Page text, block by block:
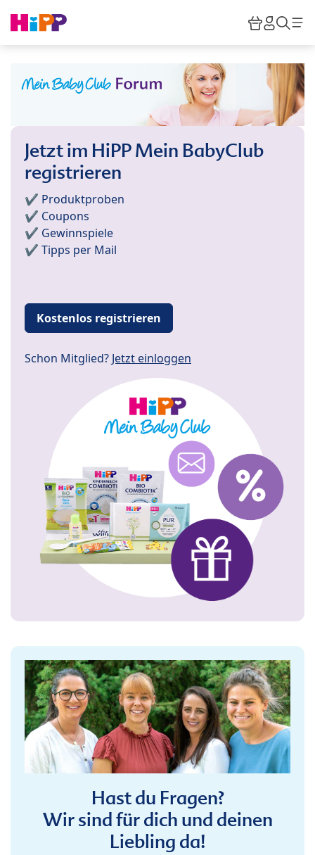
HiPP
Jetzt im HiPP Mein BabyClub
registrieren
✔️ Produktproben
✔️ Coupons
✔️ Gewinnspiele
✔️ Tipps per Mail
Kostenlos registrieren
Schon Mitglied? Jetzt einloggen
Hast du Fragen?
Wir sind für dich und deinen
Liebling da!